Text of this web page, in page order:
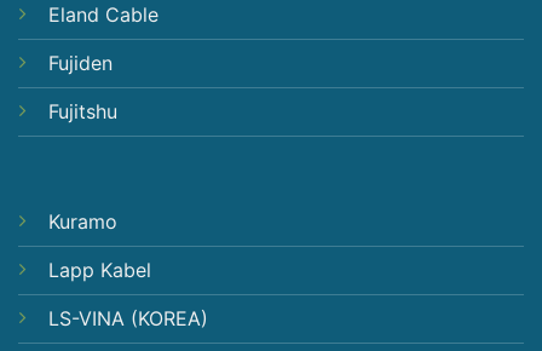
Eland Cable
Fujiden
Fujitshu
Kuramo
Lapp Kabel
LS-VINA (KOREA)